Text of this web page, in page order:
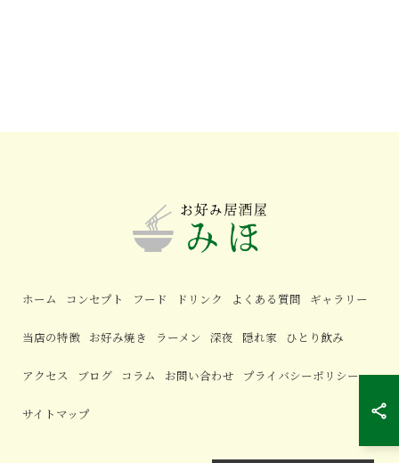
ホーム コンセプト フード ドリンク よくある質問 ギャラリー
当店の特徴 お好み焼き ラーメン 深夜 隠れ家 ひとり飲み
アクセス ブログ コラム お問い合わせ プライバシーポリシー
サイトマップ